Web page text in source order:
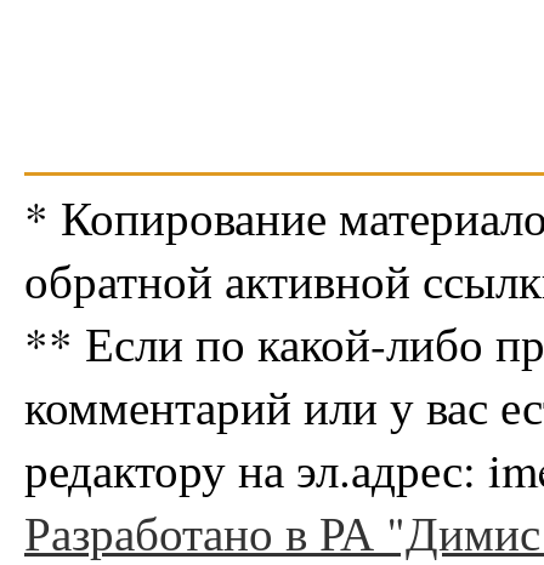
* Копирование
обратной активной
** Если по какой-либо
комментарий или у вас
редактору на эл.адрес:
Разработано в РА